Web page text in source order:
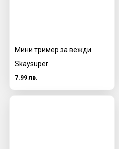
Мини тример за вежди
Skaysuper
7.99 лв.